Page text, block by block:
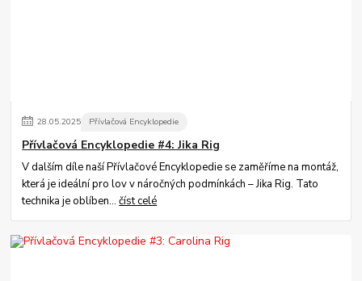
28.05.2025 Přívlačová Encyklopedie
Přívlačová Encyklopedie #4: Jika Rig
V dalším díle naší Přívlačové Encyklopedie se zaměříme na montáž,
která je ideální pro lov v náročných podmínkách – Jika Rig. Tato
technika je oblíben...číst celé